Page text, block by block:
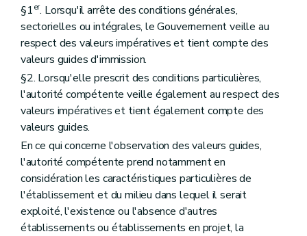
§1er. Lorsqu'il arrête des conditions générales,
sectorielles ou intégrales, le Gouvernement veille au
respect des valeurs impératives et tient compte des
valeurs guides d'immission.
§2. Lorsqu'elle prescrit des conditions particulières,
l'autorité compétente veille également au respect des
valeurs impératives et tient également compte des
valeurs guides.
En ce qui concerne l'observation des valeurs guides,
l'autorité compétente prend notamment en
considération les caractéristiques particulières de
l'établissement et du milieu dans lequel il serait
exploité, l'existence ou l'absence d'autres
établissements ou établissements en projet, la